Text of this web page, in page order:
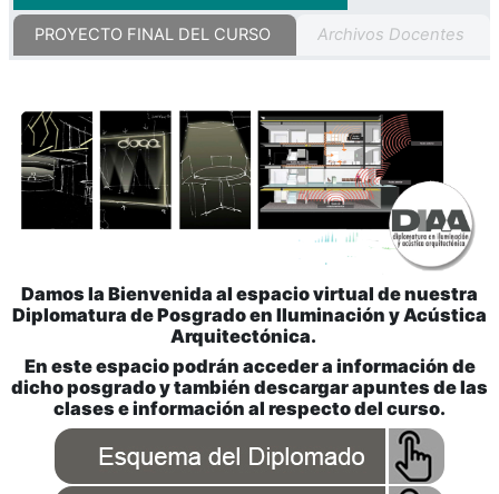
PROYECTO FINAL DEL CURSO Archivos Docentes
Damos la Bienvenida al espacio virtual de nuestra
Diplomatura de Posgrado en Iluminación y Acústica
Arquitectónica.
En este espacio podrán acceder a información de
dicho posgrado y también descargar apuntes de las
clases e información al respecto del curso.